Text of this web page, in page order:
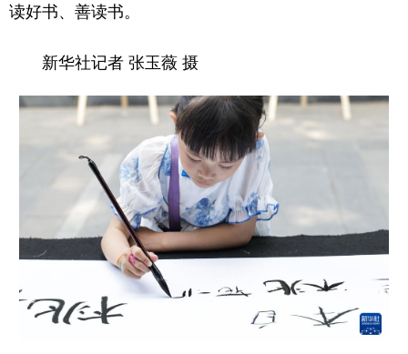
读好书、善读书。
新华社记者 张玉薇 摄